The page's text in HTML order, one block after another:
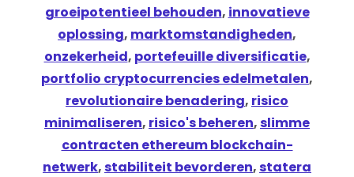
groeipotentieel behouden, innovatieve
oplossing, marktomstandigheden,
onzekerheid, portefeuille diversificatie,
portfolio cryptocurrencies edelmetalen,
revolutionaire benadering, risico
minimaliseren, risico's beheren,slimme
contracten ethereum blockchain-
netwerk,stabiliteit bevorderen,statera